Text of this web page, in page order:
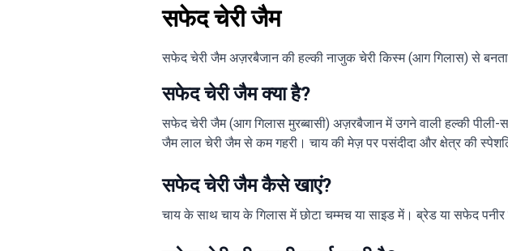
सफेद चेरी जैम
सफेद चेरी जैम अज़रबैजान की हल्की नाजुक चेरी किस्म (आग गिलास) से
सफेद चेरी जैम क्या है?
सफेद चेरी जैम (आग गिलास मुरब्बासी) अज़रबैजान में उगने वाली हल्की
जैम लाल चेरी जैम से कम गहरी। चाय की मेज़ पर पसंदीदा और क्षेत्र की
सफेद चेरी जैम कैसे खाएं?
चाय के साथ चाय के गिलास में छोटा चम्मच या साइड में। ब्रेड या सफेद